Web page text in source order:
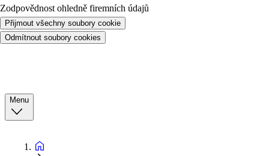
Zodpovědnost ohledně firemních údajů
Přijmout všechny soubory cookie
Odmítnout soubory cookies
Menu